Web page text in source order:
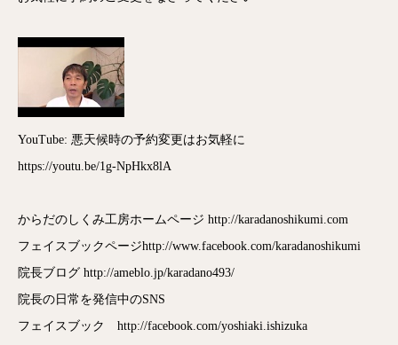
YouTube: 悪天候時の予約変更はお気軽に
https://youtu.be/1g-NpHkx8lA
からだのしくみ工房ホームページ http://karadanoshikumi.com
フェイスブックページhttp://www.facebook.com/karadanoshikumi
院長ブログ http://ameblo.jp/karadano493/
院長の日常を発信中のSNS
フェイスブック http://facebook.com/yoshiaki.ishizuka